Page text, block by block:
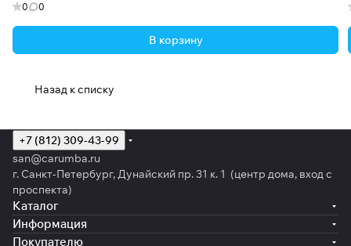
0 0
В корзину
Назад к списку
+7 (812) 309-43-99
san@carumba.ru
г. Санкт-Петербург, Дунайский пр. 31 к. 1 (центр дома, вход с
проспекта)
Каталог
Информация
Покупателю